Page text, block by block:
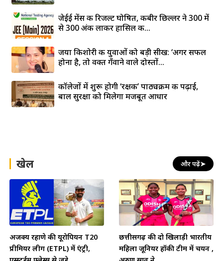
जेईई मेंस की रिजल्ट घोषित, कबीर छिल्लर ने 300 में
से 300 अंक लाकर हासिल की...
जया किशोरी की युवाओं को बड़ी सीख: ‘अगर सफल
होना है, तो वक्त गँवाने वाले दोस्तों...
कॉलेजों में शुरू होगी ‘रक्षक’ पाठ्यक्रम की पढ़ाई,
बाल सुरक्षा को मिलेगा मजबूत आधार
खेल और पढ़ें➤
अजिंक्य रहाणे की यूरोपियन T20
प्रीमियर लीग (ETPL) में एंट्री,
छत्तीसगढ़ की दो खिलाड़ी भारतीय
महिला जूनियर हॉकी टीम में चयन ,